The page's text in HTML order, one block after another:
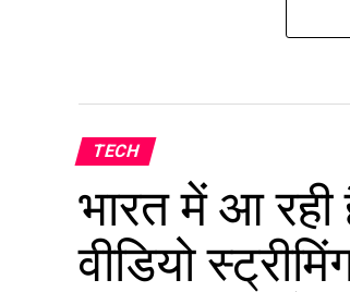
TECH
भारत में आ
वीडियो